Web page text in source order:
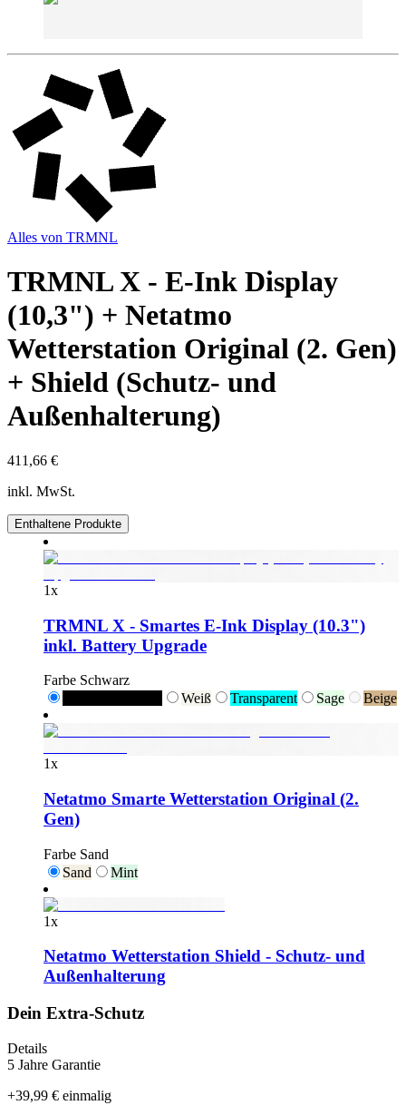
Alles von TRMNL
TRMNL X - E-Ink Display
(10,3") + Netatmo
Wetterstation Original (2. Gen)
+ Shield (Schutz- und
Außenhalterung)
411,66 €
inkl. MwSt.
Enthaltene Produkte
1x
TRMNL X - Smartes E-Ink Display (10.3")
inkl. Battery Upgrade
Farbe Schwarz
Weiß Transparent Sage Beige
1x
Netatmo Smarte Wetterstation Original (2.
Gen)
Farbe Sand
Sand
Mint
1x
Netatmo Wetterstation Shield - Schutz- und
Außenhalterung
Dein Extra-Schutz
Details
5 Jahre Garantie
+39,99 € einmalig